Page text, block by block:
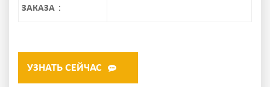
ЗАКАЗА：
УЗНАТЬ СЕЙЧАС